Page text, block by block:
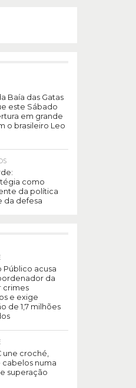
Baía das Gatas
este Sábado
em grande
o brasileiro Leo
como
da política
da defesa
Público acusa
da
crimes
e exige
de 1,7 milhões
une croché,
cabelos numa
superação